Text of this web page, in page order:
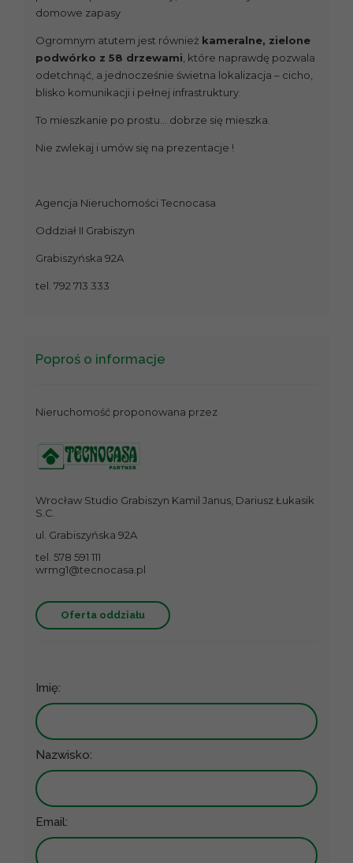
domowe zapasy
Ogromnym atutem jest również kameralne, zielone
podwórko z 58 drzewami , które naprawdę pozwala
odetchnąć, a jednocześnie świetna lokalizacja – cicho,
blisko komunikacji i pełnej infrastruktury.
To mieszkanie po prostu… dobrze się mieszka.
Nie zwlekaj i umów się na prezentacje !
Agencja Nieruchomości Tecnocasa
Oddział II Grabiszyn
Grabiszyńska 92A
tel. 792 713 333
Poproś o informacje
Nieruchomość proponowana przez
Wrocław Studio Grabiszyn Kamil Janus, Dariusz Łukasik
S.C.
ul. Grabiszyńska 92A
tel. 578 591 111
wrmg1@tecnocasa.pl
Oferta oddziału
Imię:
Nazwisko:
Email: